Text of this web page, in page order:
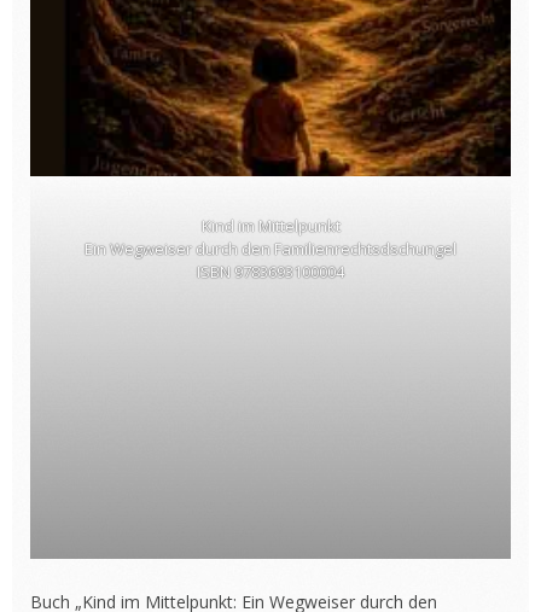
Kind im Mittelpunkt
Ein Wegweiser durch den Familienrechtsdschungel
ISBN 9783693100004
Buch „Kind im Mittelpunkt: Ein Wegweiser durch den